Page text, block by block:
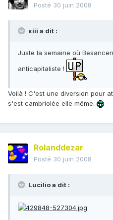
Posté 30 juin 2008
xiii a dit :
Juste la semaine où
anticapitaliste !
Voilà ! C'est une diversion pour
s'est cambriolée elle même.
Rolanddezar
Posté 30 juin 2008
Lucilio a dit :